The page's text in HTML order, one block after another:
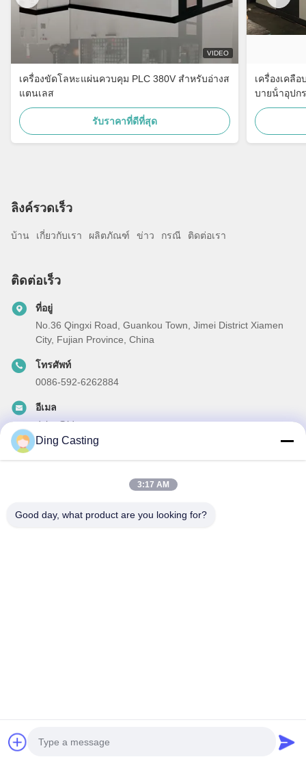
VIDEO
เครื่องขัดโลหะแผ่นควบคุม PLC 380V สำหรับอ่างส
แตนเลส
รับราคาที่ดีที่สุด
เครื่องเคลื
บายน้ําอุปก
ลิงค์รวดเร็ว
บ้าน เกี่ยวกับเรา ผลิตภัณฑ์ ข่าว กรณี ติดต่อเรา
ติดต่อเร็ว
ที่อยู่
No.36 Qingxi Road, Guankou Town, Jimei District Xiamen
City, Fujian Province, China
โทรศัพท์
0086-592-6262884
อีเมล
dzivy@idzxm.cn
สมัครสมาชิกข่าวสารของเรา เพื่อรับส่วนลดและอื่นๆ
Ding Casting
3:17 AM
Good day, what product are you looking for?